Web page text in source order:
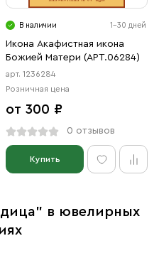
В наличии 1-30 дней
Икона Акафистная икона
Божией Матери (АРТ.06284)
арт. 1236284
Розничная цена
от 300 ₽
0 отзывов
Купить
в ювелирных